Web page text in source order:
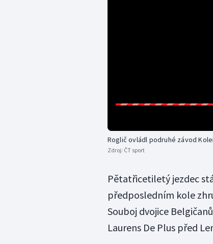
Roglič ovládl podruhé závod
Zdroj: ČT sport
Pětatřicetiletý jezdec
předposledním kole
Souboj dvojice
Laurens De Plus před